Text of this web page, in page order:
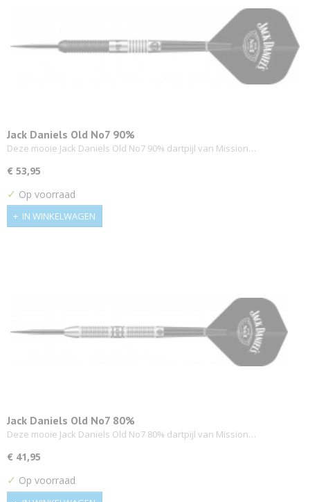
Jack Daniels Old No7 90%
Deze mooie Jack Daniels Old No7 90% dartpijl van Mission…
€ 53,95
✓ Op voorraad
IN WINKELWAGEN
Jack Daniels Old No7 80%
Deze mooie Jack Daniels Old No7 80% dartpijl van Mission…
€ 41,95
✓ Op voorraad